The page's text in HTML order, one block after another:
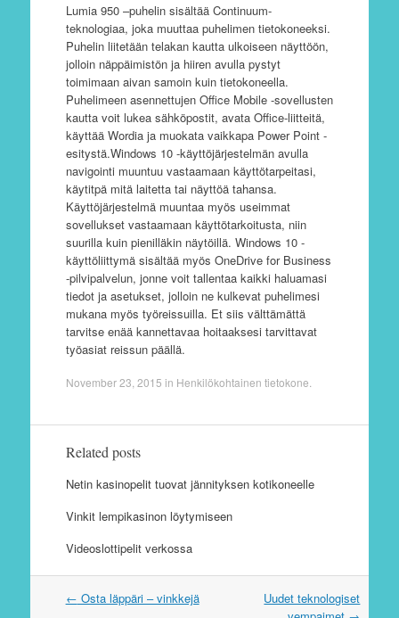
Lumia 950 –puhelin sisältää Continuum-
teknologiaa, joka muuttaa puhelimen tietokoneeksi.
Puhelin liitetään telakan kautta ulkoiseen näyttöön,
jolloin näppäimistön ja hiiren avulla pystyt
toimimaan aivan samoin kuin tietokoneella.
Puhelimeen asennettujen Office Mobile -sovellusten
kautta voit lukea sähköpostit, avata Office-liitteitä,
käyttää Wordia ja muokata vaikkapa Power Point -
esitystä.Windows 10 -käyttöjärjestelmän avulla
navigointi muuntuu vastaamaan käyttötarpeitasi,
käytitpä mitä laitetta tai näyttöä tahansa.
Käyttöjärjestelmä muuntaa myös useimmat
sovellukset vastaamaan käyttötarkoitusta, niin
suurilla kuin pienilläkin näytöillä. Windows 10 -
käyttöliittymä sisältää myös OneDrive for Business
-pilvipalvelun, jonne voit tallentaa kaikki haluamasi
tiedot ja asetukset, jolloin ne kulkevat puhelimesi
mukana myös työreissuilla. Et siis välttämättä
tarvitse enää kannettavaa hoitaaksesi tarvittavat
työasiat reissun päällä.
November 23, 2015 in Henkilökohtainen tietokone
Related posts
Netin kasinopelit tuovat jännityksen kotikoneelle
Vinkit lempikasinon löytymiseen
Videoslottipelit verkossa
Post navigation
← Osta läppäri – vinkkejä
Uudet teknologiset